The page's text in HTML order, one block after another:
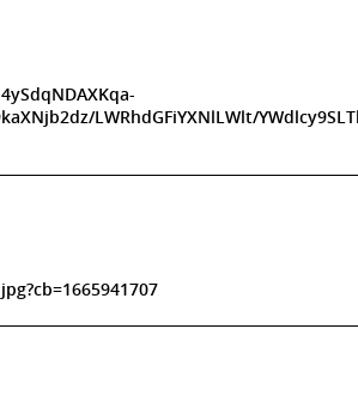
LWRhdGFiYXNlLWlt/